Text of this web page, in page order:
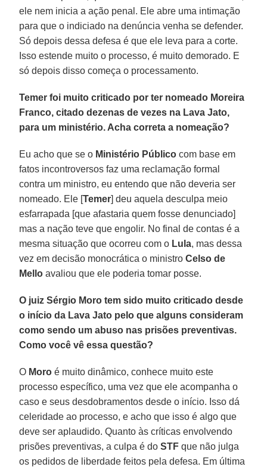
ele nem inicia a ação penal. Ele abre uma intimação
para que o indiciado na denúncia venha se defender.
Só depois dessa defesa é que ele leva para a corte.
Isso estende muito o processo, é muito demorado. E
só depois disso começa o processamento.
Temer foi muito criticado por ter nomeado Moreira
Franco, citado dezenas de vezes na Lava Jato,
para um ministério. Acha correta a nomeação?
Eu acho que se o Ministério Público com base em
fatos incontroversos faz uma reclamação formal
contra um ministro, eu entendo que não deveria ser
nomeado. Ele [Temer] deu aquela desculpa meio
esfarrapada [que afastaria quem fosse denunciado]
mas a nação teve que engolir. No final de contas é a
mesma situação que ocorreu com o Lula, mas dessa
vez em decisão monocrática o ministroCelso de
Mello avaliou que ele poderia tomar posse.
O juiz Sérgio Moro tem sido muito criticado desde
o início da Lava Jato pelo que alguns consideram
como sendo um abuso nas prisões preventivas.
Como você vê essa questão?
O Moro é muito dinâmico, conhece muito este
processo específico, uma vez que ele acompanha o
caso e seus desdobramentos desde o início. Isso dá
celeridade ao processo, e acho que isso é algo que
deve ser aplaudido. Quanto às críticas envolvendo
prisões preventivas, a culpa é doSTF que não julga
os pedidos de liberdade feitos pela defesa. Em última